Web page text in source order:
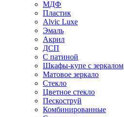
МДФ
Пластик
Alvic Luxe
Эмаль
Акрил
ДСП
С патиной
Шкафы-купе с зеркалом
Матовое зеркало
Стекло
Цветное стекло
Пескоструй
Комбинированные